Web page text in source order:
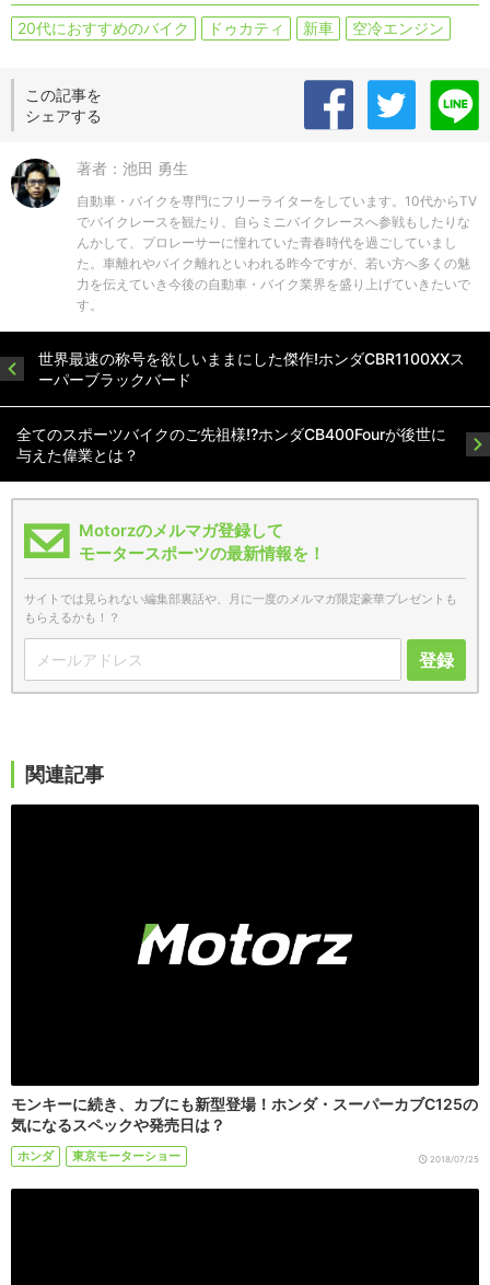
20代におすすめのバイク ドゥカティ 新車 空冷エンジン
この記事を
シェアする
著者：池田 勇生
自動車・バイクを専門にフリーライターをしています。10代からTV
でバイクレースを観たり、自らミニバイクレースへ参戦もしたりな
んかして、プロレーサーに憧れていた青春時代を過ごしていまし
た。車離れやバイク離れといわれる昨今ですが、若い方へ多くの魅
力を伝えていき今後の自動車・バイク業界を盛り上げていきたいで
す。
世界最速の称号を欲しいままにした傑作!ホンダCBR1100XXス
ーパーブラックバード
全てのスポーツバイクのご先祖様!?ホンダCB400Fourが後世に
与えた偉業とは？
Motorzのメルマガ登録して
モータースポーツの最新情報を！
サイトでは見られない編集部裏話や、月に一度のメルマガ限定豪華プレゼントも
もらえるかも！？
登録
関連記事
モンキーに続き、カブにも新型登場！ホンダ・スーパーカブC125の
気になるスペックや発売日は？
ホンダ 東京モーターショー 2018/07/25